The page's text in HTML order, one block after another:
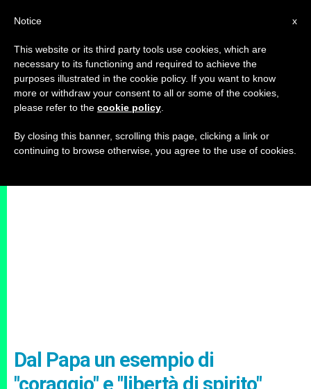
Dal Papa un esempio di
"coraggio" e "libertà di spirito"
x
Notice
This website or its third party tools use cookies, which are
necessary to its functioning and required to achieve the
purposes illustrated in the cookie policy. If you want to know
more or withdraw your consent to all or some of the cookies,
please refer to the cookie policy
By closing this banner, scrolling this page, clicking a link or
continuing to browse otherwise, you agree to the use of cookies.